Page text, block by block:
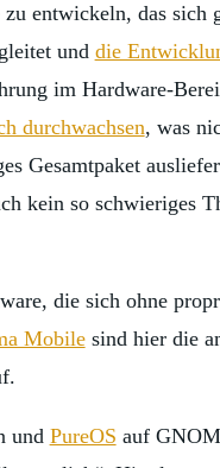
entwickeln, das sich
und die
im Hardware-
durchwachsen, was
Gesamtpaket
kein so schwieriges
die sich ohne
Mobilesind hier die
und PureOS auf